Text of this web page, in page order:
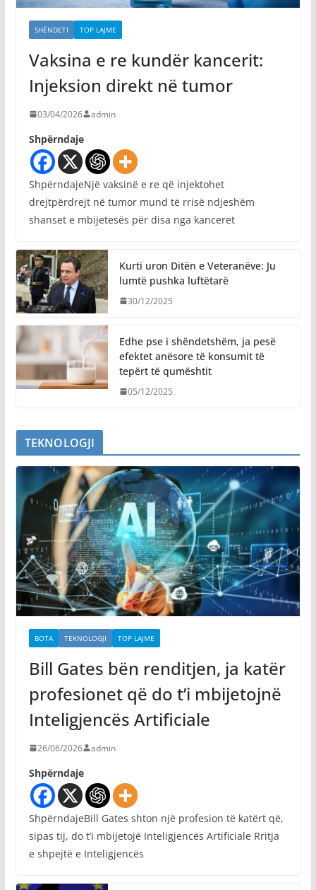
SHËNDETI TOP LAJME
Vaksina e re kundër kancerit:
Injeksion direkt në tumor
03/04/2026 admin
Shpërndaje
ShpërndajeNjë vaksinë e re që injektohet
drejtpërdrejt në tumor mund të rrisë ndjeshëm
shanset e mbijetesës për disa nga kanceret
Kurti uron Ditën e Veteranëve: Ju
lumtë pushka luftëtarë
30/12/2025
Edhe pse i shëndetshëm, ja pesë
efektet anësore të konsumit të
tepërt të qumështit
05/12/2025
TEKNOLOGJI
BOTA TEKNOLOGJI TOP LAJME
Bill Gates bën renditjen, ja katër
profesionet që do t’i mbijetojnë
Inteligjencës Artificiale
26/06/2026 admin
Shpërndaje
ShpërndajeBill Gates shton një profesion të katërt që,
sipas tij, do t’i mbijetojë Inteligjencës Artificiale Rritja
e shpejtë e Inteligjencës